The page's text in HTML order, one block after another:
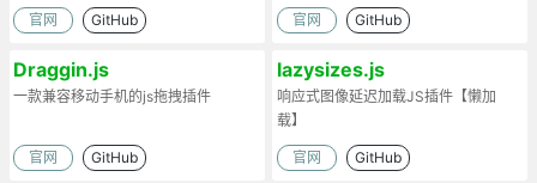
官网 GitHub 官网 GitHub
Draggin.js
一款兼容移动手机的js拖拽插件
官网 GitHub
lazysizes.js
响应式图像延迟加载JS插件【懒加
载】
官网 GitHub